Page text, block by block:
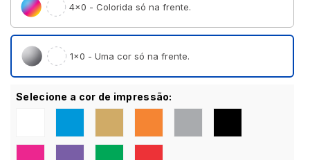
4×0 - Colorida só na frente.
1×0 - Uma cor só na frente.
Selecione a cor de impressão: